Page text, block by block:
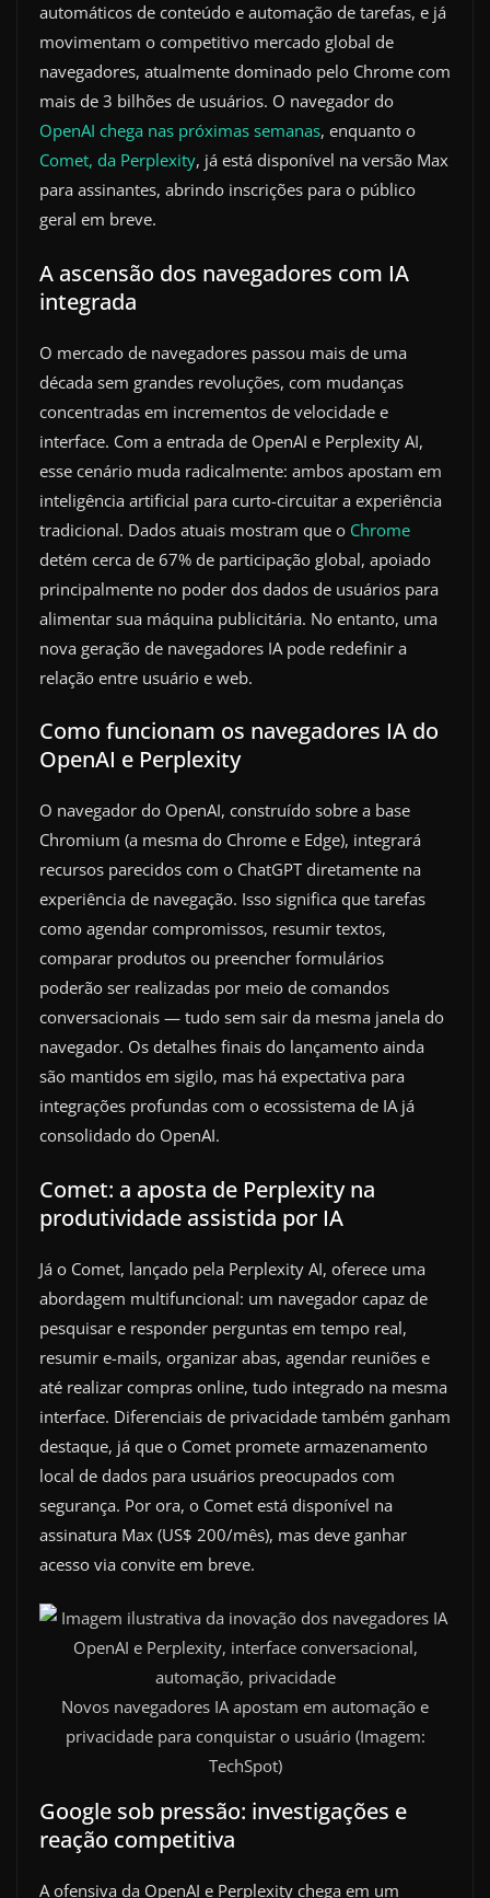
automáticos de conteúdo e automação de tarefas, e já
movimentam o competitivo mercado global de
navegadores, atualmente dominado pelo Chrome com
mais de 3 bilhões de usuários. O navegador do
OpenAI chega nas próximas semanas, enquanto o
Comet, da Perplexity, já está disponível na versão Max
para assinantes, abrindo inscrições para o público
geral em breve.
A ascensão dos navegadores com IA
integrada
O mercado de navegadores passou mais de uma
década sem grandes revoluções, com mudanças
concentradas em incrementos de velocidade e
interface. Com a entrada de OpenAI e Perplexity AI,
esse cenário muda radicalmente: ambos apostam em
inteligência artificial para curto-circuitar a experiência
tradicional. Dados atuais mostram que o Chrome
detém cerca de 67% de participação global, apoiado
principalmente no poder dos dados de usuários para
alimentar sua máquina publicitária. No entanto, uma
nova geração de navegadores IA pode redefinir a
relação entre usuário e web.
Como funcionam os navegadores IA do
OpenAI e Perplexity
O navegador do OpenAI, construído sobre a base
Chromium (a mesma do Chrome e Edge), integrará
recursos parecidos com o ChatGPT diretamente na
experiência de navegação. Isso significa que tarefas
como agendar compromissos, resumir textos,
comparar produtos ou preencher formulários
poderão ser realizadas por meio de comandos
conversacionais — tudo sem sair da mesma janela do
navegador. Os detalhes finais do lançamento ainda
são mantidos em sigilo, mas há expectativa para
integrações profundas com o ecossistema de IA já
consolidado do OpenAI.
Comet: a aposta de Perplexity na
produtividade assistida por IA
Já o Comet, lançado pela Perplexity AI, oferece uma
abordagem multifuncional: um navegador capaz de
pesquisar e responder perguntas em tempo real,
resumir e-mails, organizar abas, agendar reuniões e
até realizar compras online, tudo integrado na mesma
interface. Diferenciais de privacidade também ganham
destaque, já que o Comet promete armazenamento
local de dados para usuários preocupados com
segurança. Por ora, o Comet está disponível na
assinatura Max (US$ 200/mês), mas deve ganhar
acesso via convite em breve.
Novos navegadores IA apostam em automação e
privacidade para conquistar o usuário (Imagem:
TechSpot)
Google sob pressão: investigações e
reação competitiva
A ofensiva da OpenAI e Perplexity chega em um